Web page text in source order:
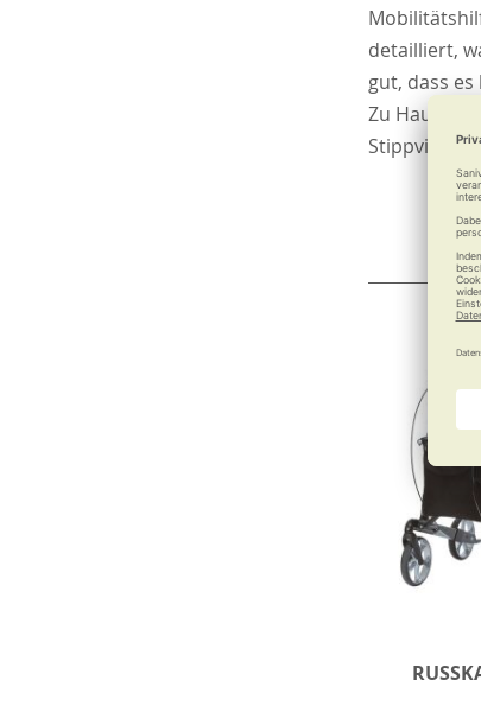
detailliert,
gut, dass
Zu Hause
Stippvisite